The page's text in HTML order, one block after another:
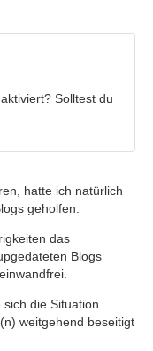
Solltest du
hatte ich natürlich
geholfen.
das
Blogs
die Situation
weitgehend beseitigt